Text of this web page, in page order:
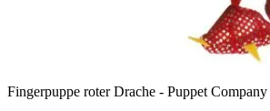
Fingerpuppe roter Drache - Puppet Company